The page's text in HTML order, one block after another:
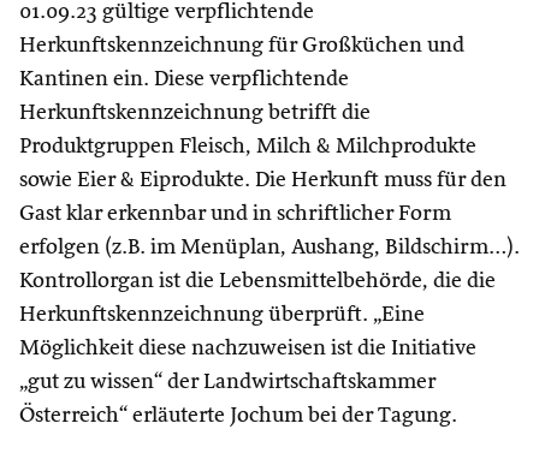
01.09.23 gültige verpflichtende
Herkunftskennzeichnung für Großküchen und
Kantinen ein. Diese verpflichtende
Herkunftskennzeichnung betrifft die
Produktgruppen Fleisch, Milch & Milchprodukte
sowie Eier & Eiprodukte. Die Herkunft muss für den
Gast klar erkennbar und in schriftlicher Form
erfolgen (z.B. im Menüplan, Aushang, Bildschirm…).
Kontrollorgan ist die Lebensmittelbehörde, die die
Herkunftskennzeichnung überprüft. „Eine
Möglichkeit diese nachzuweisen ist die Initiative
„gut zu wissen“ der Landwirtschaftskammer
Österreich“ erläuterte Jochum bei der Tagung.